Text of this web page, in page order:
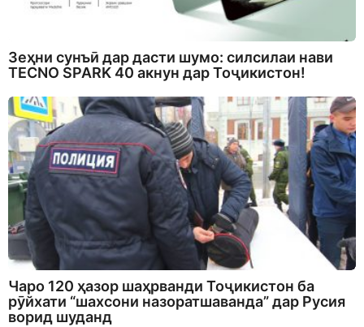
Зеҳни сунъӣ дар дасти шумо: силсилаи нави
TECNO SPARK 40 акнун дар Тоҷикистон!
Чаро 120 ҳазор шаҳрванди Тоҷикистон ба
рӯйхати “шахсони назоратшаванда” дар Русия
ворид шуданд